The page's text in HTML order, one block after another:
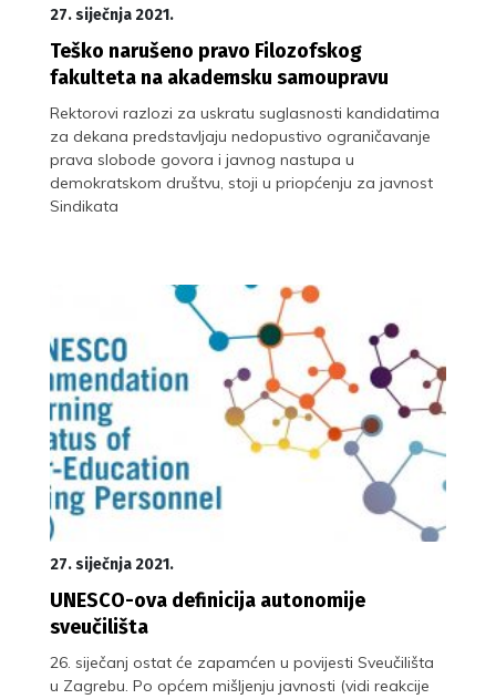
27. siječnja 2021.
Teško narušeno pravo Filozofskog
fakulteta na akademsku samoupravu
Rektorovi razlozi za uskratu suglasnosti kandidatima
za dekana predstavljaju nedopustivo ograničavanje
prava slobode govora i javnog nastupa u
demokratskom društvu, stoji u priopćenju za javnost
Sindikata
27. siječnja 2021.
UNESCO-ova definicija autonomije
sveučilišta
26. siječanj ostat će zapamćen u povijesti Sveučilišta
u Zagrebu. Po općem mišljenju javnosti (vidi reakcije